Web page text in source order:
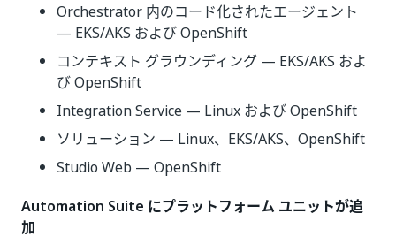
Orchestrator 内のコード化されたエージェント
— EKS/AKS および OpenShift
コンテキスト グラウンディング — EKS/AKS およ
び OpenShift
Integration Service — Linux および OpenShift
ソリューション — Linux、EKS/AKS、OpenShift
Studio Web — OpenShift
Automation Suite にプラットフォーム ユニットが追
加